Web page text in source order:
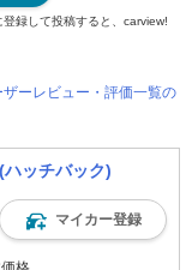
録して投稿すると、carview!
ーレビュー・評価一覧の
ッチバック)
マイカー登録